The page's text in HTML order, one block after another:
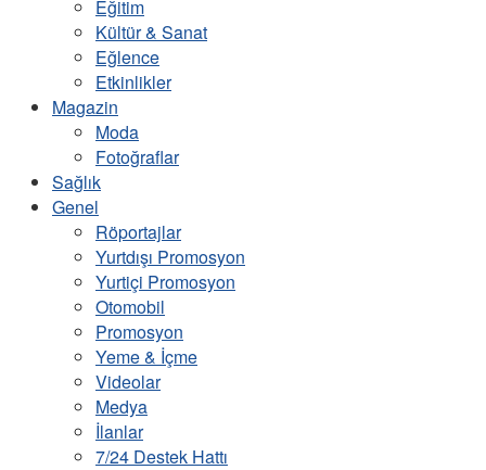
Eğitim
Kültür & Sanat
Eğlence
Etkinlikler
Magazin
Moda
Fotoğraflar
Sağlık
Genel
Röportajlar
Yurtdışı Promosyon
Yurtiçi Promosyon
Otomobil
Promosyon
Yeme & İçme
Videolar
Medya
İlanlar
7/24 Destek Hattı